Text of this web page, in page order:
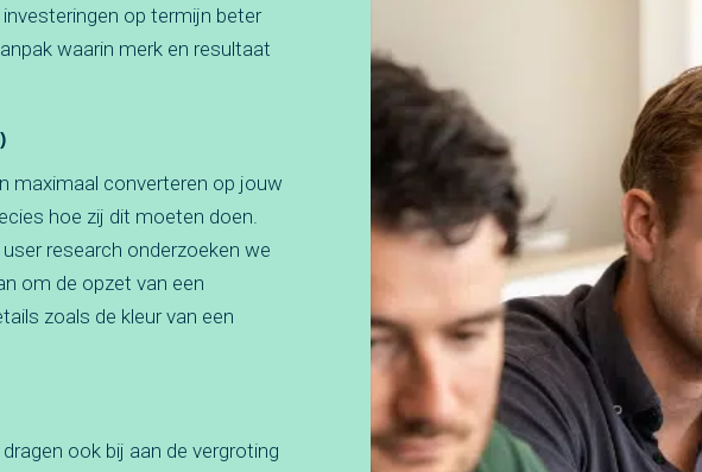
op termijn beter
waarin merk en resultaat
maximaal converteren op jouw
hoe zij dit moeten doen.
research onderzoeken we
om de opzet van een
zoals de kleur van een
ook bij aan de vergroting